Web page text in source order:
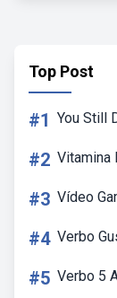
Top Post
#1 You Still
#2 Vitamina
#3 Vídeo
#4 Verbo
#5 Verbo 5